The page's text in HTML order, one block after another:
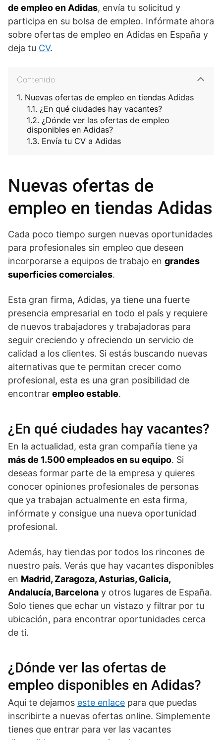
de empleo en Adidas, envía tu solicitud y
participa en su bolsa de empleo. Infórmate ahora
sobre ofertas de empleo en Adidas en España y
deja tu CV.
Contenido
Nuevas ofertas de empleo en tiendas Adidas
¿En qué ciudades hay vacantes?
¿Dónde ver las ofertas de empleo
disponibles en Adidas?
Envía tu CV a Adidas
Nuevas ofertas de
empleo en tiendas Adidas
Cada poco tiempo surgen nuevas oportunidades
para profesionales sin empleo que deseen
incorporarse a equipos de trabajo en grandes
superficies comerciales.
Esta gran firma, Adidas, ya tiene una fuerte
presencia empresarial en todo el país y requiere
de nuevos trabajadores y trabajadoras para
seguir creciendo y ofreciendo un servicio de
calidad a los clientes. Si estás buscando nuevas
alternativas que te permitan crecer como
profesional, esta es una gran posibilidad de
encontrar empleo estable.
¿En qué ciudades hay vacantes?
En la actualidad, esta gran compañía tiene ya
más de 1.500 empleados en su equipo. Si
deseas formar parte de la empresa y quieres
conocer opiniones profesionales de personas
que ya trabajan actualmente en esta firma,
infórmate y consigue una nueva oportunidad
profesional.
Además, hay tiendas por todos los rincones de
nuestro país. Verás que hay vacantes disponibles
en Madrid, Zaragoza, Asturias, Galicia,
Andalucía, Barcelona y otros lugares de España.
Solo tienes que echar un vistazo y filtrar por tu
ubicación, para encontrar oportunidades cerca
de ti.
¿Dónde ver las ofertas de
empleo disponibles en Adidas?
Aquí te dejamos este enlace para que puedas
inscribirte a nuevas ofertas online. Simplemente
tienes que entrar para ver las vacantes